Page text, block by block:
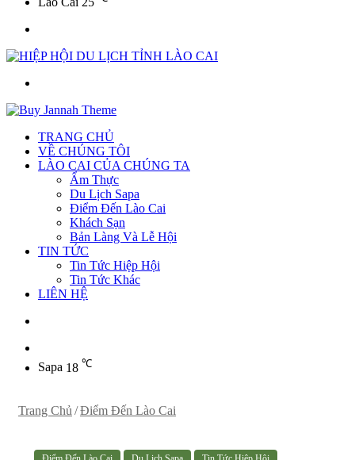
TRANG CHỦ
VỀ CHÚNG TÔI
LÀO CAI CỦA CHÚNG TA
Ẩm Thực
Du Lịch Sapa
Điểm Đến Lào Cai
Khách Sạn
Bản Làng Và Lễ Hội
TIN TỨC
Tin Tức Hiệp Hội
Tin Tức Khác
LIÊN HỆ
Sapa 18 ℃
Trang Chủ /Điểm Đến Lào Cai